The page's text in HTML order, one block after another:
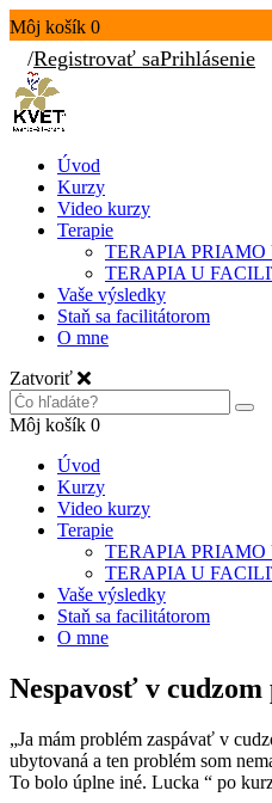
Môj košík 0
/Registrovať saPrihlásenie
Úvod
Kurzy
Video kurzy
Terapie
TERAPIA
TERAPIA U
Vaše výsledky
Staň sa facilitátorom
O mne
Zatvoriť
Môj košík 0
Úvod
Kurzy
Video kurzy
Terapie
TERAPIA
TERAPIA U
Vaše výsledky
Staň sa facilitátorom
O mne
Nespavosť v
„Ja mám problém zaspávať v
ubytovaná a ten problém som
To bolo úplne iné. Lucka “ po